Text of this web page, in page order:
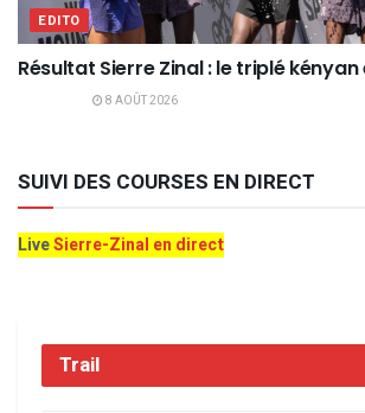
EDITO
Résultat Sierre Zinal : le triplé
8 AOÛT 2026
SUIVI DES COURSES EN DIRECT
LiveSierre-Zinal en direct
Trail